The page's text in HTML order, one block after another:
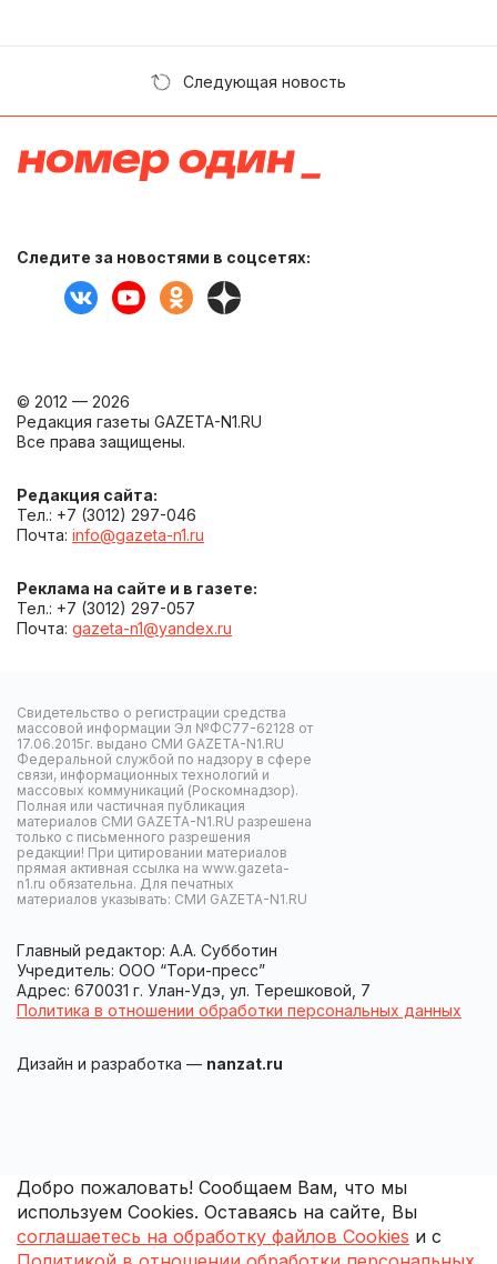
Следующая новость
Следите за новостями в соцсетях:
© 2012 — 2026
Редакция газеты GAZETA-N1.RU
Все права защищены.
Редакция сайта:
Тел.: +7 (3012) 297-046
Почта: info@gazeta-n1.ru
Реклама на сайте и в газете:
Тел.: +7 (3012) 297-057
Почта: gazeta-n1@yandex.ru
Свидетельство о регистрации средства
массовой информации Эл №ФС77-62128 от
17.06.2015г. выдано СМИ GAZETA-N1.RU
Федеральной службой по надзору в сфере
связи, информационных технологий и
массовых коммуникаций (Роскомнадзор).
Полная или частичная публикация
материалов СМИ GAZETA-N1.RU разрешена
только с письменного разрешения
редакции! При цитировании материалов
прямая активная ссылка на www.gazeta-
n1.ru обязательна. Для печатных
материалов указывать: СМИ GAZETA-N1.RU
Главный редактор: А.А. Субботин
Учредитель: ООО “Тори-пресс”
Адрес: 670031 г. Улан-Удэ, ул. Терешковой, 7
Политика в отношении обработки персональных данных
Дизайн и разработка — nanzat.ru
Добро пожаловать! Сообщаем Вам, что мы
используем Cookies. Оставаясь на сайте, Вы
соглашаетесь на обработку файлов Cookies и с